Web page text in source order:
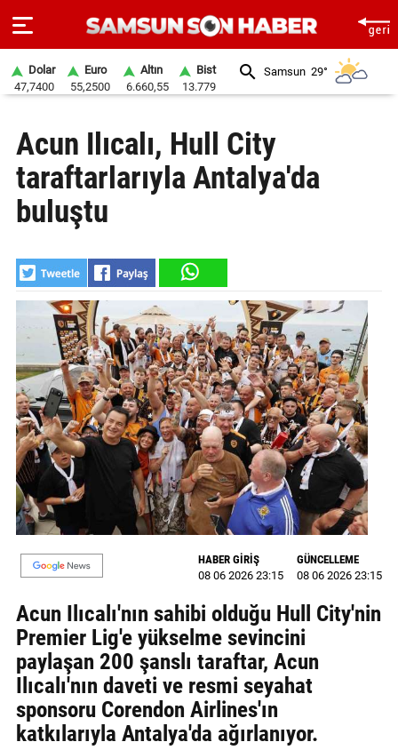
SAYFA
SAMSUN
HABER
GÜNDEM
SİYASET
EKONOMİ
DÜNYA
MAGAZİN
GALERİ
VİDEO
BİZE
ULAŞIN
Künye
İletişim
Gizlilik
Politikası
Dolar
47,7400
Euro
55,2500
Altın
6.660,55
Bist
13.779
Samsun 29°
Acun Ilıcalı, Hull City
taraftarlarıyla Antalya'da
buluştu
HABER GİRİŞ
08 06 2026 23:15
GÜNCELLEME
08 06 2026 23:15
Acun Ilıcalı'nın sahibi olduğu Hull City'nin
Premier Lig'e yükselme sevincini
paylaşan 200 şanslı taraftar, Acun
Ilıcalı'nın daveti ve resmi seyahat
sponsoru Corendon Airlines'ın
katkılarıyla Antalya'da ağırlanıyor.